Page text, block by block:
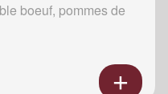
boeuf, pommes de